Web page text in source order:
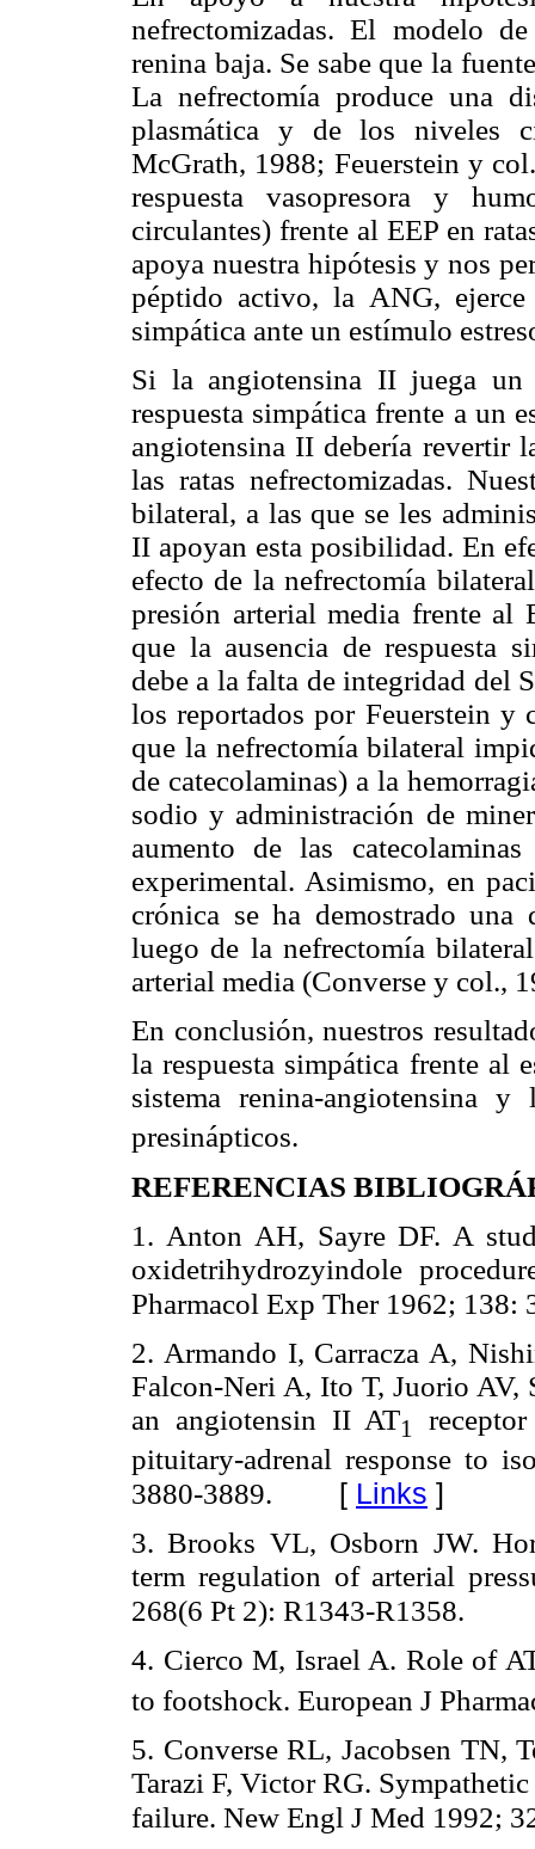
nefrectomizadas. El modelo
renina baja. Se sabe que la
La nefrectomía produce una
plasmática y de los niveles
McGrath, 1988; Feuerstein y
respuesta vasopresora y
circulantes) frente al EEP en
apoya nuestra hipótesis y nos
péptido activo, la ANG,
simpática ante un estímulo
Si la angiotensina II juega
respuesta simpática frente a un
angiotensina II debería revertir
las ratas nefrectomizadas.
bilateral, a las que se les
II apoyan esta posibilidad. En
efecto de la nefrectomía
presión arterial media frente al
que la ausencia de respuesta
debe a la falta de integridad del
los reportados por Feuerstein y
que la nefrectomía bilateral
de catecolaminas) a la
sodio y administración de
aumento de las
experimental. Asimismo, en
crónica se ha demostrado una
luego de la nefrectomía
arterial media (Converse y col.,
En conclusión, nuestros
la respuesta simpática frente al
sistema renina-angiotensina
presinápticos.
REFERENCIAS
1. Anton AH, Sayre DF. A
oxidetrihydrozyindole
Pharmacol Exp Ther 1962; 138:
2. Armando I, Carracza A,
Falcon-Neri A, Ito T, Juorio AV,
an angiotensin II AT1
pituitary-adrenal response to
3880-3889. [ Links ]
3. Brooks VL, Osborn JW.
term regulation of arterial
268(6 Pt 2): R1343-R1358.
4. Cierco M, Israel A. Role of
to footshock. European J
5. Converse RL, Jacobsen TN,
Tarazi F, Victor RG.
failure. New Engl J Med 1992;